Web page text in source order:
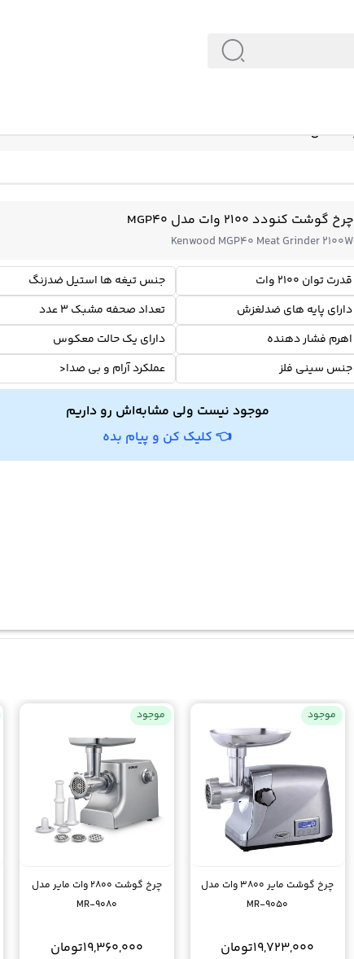
چرخ گوشت کنودد 2100 وات مدل MGP40
Kenwood MGP40 Meat Grinder 2100W
قدرت توان 2100 وات
جنس تیغه ها استیل ضدزنگ
دارای پایه های ضدلغزش
تعداد صحفه مشبک 3 عدد
اهرم فشار دهنده
دارای یک حالت معکوس
جنس سینی فلز
عملکرد آرام و بی صدا<
موجود نیست ولی مشابه‌اش رو داریم
👈 کلیک کن و پیام بده
موجود
چرخ گوشت مایر 3800 وات مدل
MR-9050
19,723,000تومان
موجود
چرخ گوشت 2800 وات مایر مدل
MR-9080
19,360,000تومان